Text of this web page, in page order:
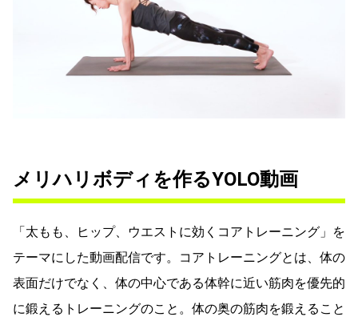
メリハリボディを作るYOLO動画
「太もも、ヒップ、ウエストに効くコアトレーニング」を
テーマにした動画配信です。コアトレーニングとは、体の
表面だけでなく、体の中心である体幹に近い筋肉を優先的
に鍛えるトレーニングのこと。体の奥の筋肉を鍛えること